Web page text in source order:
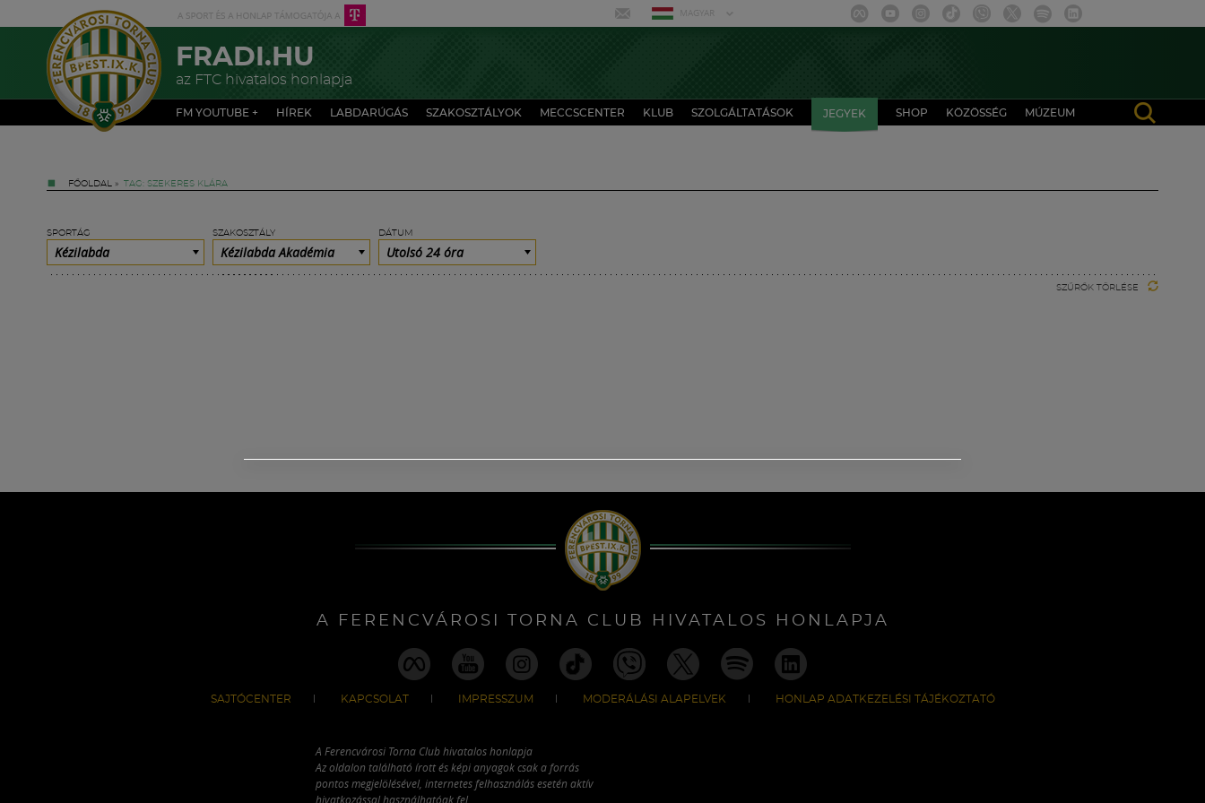
MAGYAR
FRADI.HU
az FTC hivatalos honlapja
FM YOUTUBE + HÍREK LABDARÚGÁS SZAKOSZTÁLYOK MECCSCENTER KLUB SZOLGÁLTATÁSOK JEGYEK SHOP KÖZÖSSÉG MÚZEUM
FŐOLDAL » TAG: SZEKERES KLÁRA
SPORTÁG
Kézilabda
SZAKOSZTÁLY
Kézilabda Akadémia
DÁTUM
Utolsó 24 óra
SZŰRŐK TÖRLÉSE
A FERENCVÁROSI TORNA CLUB HIVATALOS HONLAPJA
SAJTÓCENTER KAPCSOLAT IMPRESSZUM MODERÁLÁSI ALAPELVEK HONLAP ADATKEZELÉSI TÁJÉKOZTATÓ
A Ferencvárosi Torna Club hivatalos honlapja
Az oldalon található írott és képi anyagok csak a forrás
pontos megjelölésével, internetes felhasználás esetén aktív
hivatkozással használhatóak fel.